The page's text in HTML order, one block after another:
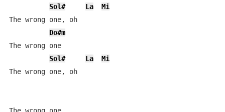
Sol#
La
Mi
The wrong one, oh
Do#m
The wrong one
Sol#
La
Mi
The wrong one, oh